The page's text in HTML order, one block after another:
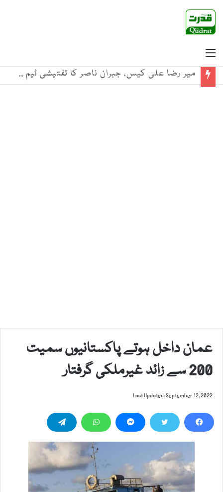
میر رضا علی کیس، جبران ناصر کا تفتیشی ٹیم تبدیل کرنے کا مطالبہ، والدین کا موقف بھی آ گیا
عمان داخل ہوتے پاکستانیوں سمیت
200 سے زائد غیرملکی گرفتار
Last Updated: September 12, 2022